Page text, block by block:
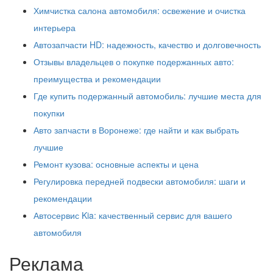
Химчистка салона автомобиля: освежение и очистка
интерьера
Автозапчасти HD: надежность, качество и долговечность
Отзывы владельцев о покупке подержанных авто:
преимущества и рекомендации
Где купить подержанный автомобиль: лучшие места для
покупки
Авто запчасти в Воронеже: где найти и как выбрать
лучшие
Ремонт кузова: основные аспекты и цена
Регулировка передней подвески автомобиля: шаги и
рекомендации
Автосервис Kia: качественный сервис для вашего
автомобиля
Реклама